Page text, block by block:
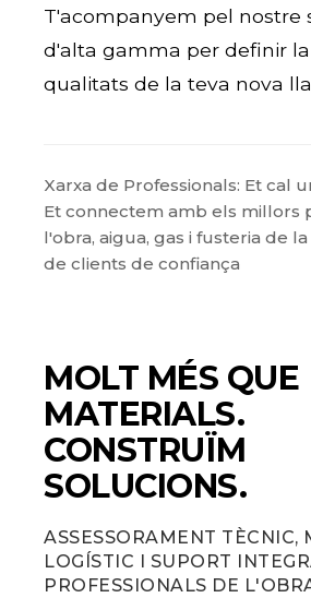
T'acompanyem pel nostre
d'alta gamma per definir
qualitats de la teva nova
Xarxa de Professionals: Et cal
Et connectem amb els millors
l'obra, aigua, gas i fusteria de
de clients de confiança
MOLT MÉS QUE
MATERIALS.
CONSTRUÏM
SOLUCIONS.
ASSESSORAMENT TÈCNIC,
LOGÍSTIC I SUPORT
PROFESSIONALS DE L'OBRA